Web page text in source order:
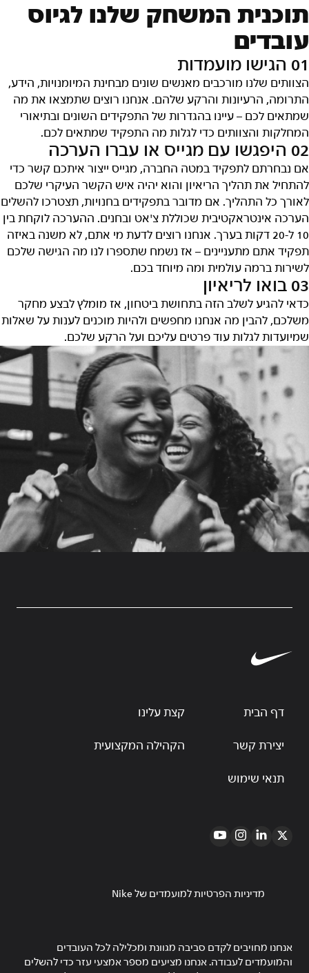
תוכנית המשחק שלנו לגיוס
עובדים
01 הגישו מועמדות
הצוותים שלנו מורכבים מאנשים שונים מבחינת המיומנויות, הידע,
התרומה, הרעיונות והרקע שלהם. אנחנו רוצים שתמצאו את מה
שמתאים לכם – עיינו בהגדרות של התפקידים השונים ובתיאורי
המחלקות והצוותים כדי לגלות מה התפקיד שמתאים לכם.
02 היפגשו עם מגייס או עברו הערכה
אם נבחרתם לתפקיד במטה החברה, מגייס ייצור איתכם קשר כדי
להתחיל את תהליך הריאיון והוא יהיה איש הקשר העיקרי שלכם
לאורך כל התהליך. אם מדובר בתפקידים בחנויות, תצטרכו להשלים
הערכה אינטראקטיבית שכוללת צ'אט ובחנים. ההערכה לוקחת בין
10 ל-20 דקות בערך. אנחנו רוצים לדעת מי אתם, לא משנה באיזה
תפקיד אתם מתעניינים – אז נשמח שתספרו לנו מה הגישה שלכם
לשירות ברמה עולמית ומה מיוחד בכם.
03 בואו לריאיון
כדאי להגיע לשלב הזה בתחושת ביטחון, אז מומלץ לבצע מחקר
משלכם, להבין מה אנחנו מחפשים ולהיות מוכנים לענות על שאלות
שמיועדות לגלות עוד פרטים עליכם ועל הרקע שלכם.
דף הבית קצת עלינו
יצירת קשר הקהילה המקצועית
תנאי שימוש
מדיניות הפרטיות למועמדים של Nike
אנחנו מחויבים לקדם סביבה מגוונת ומכלילה לכל העובדים
והמועמדים לעבודה. אנחנו מציעים מספר אמצעי עזר כדי להשלים